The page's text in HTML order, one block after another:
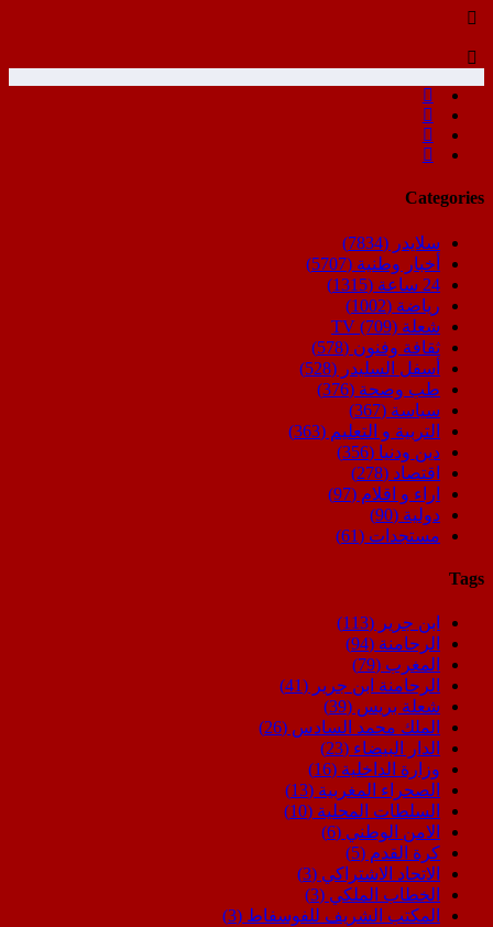
Categories
سلايدر (7834)
أخبار وطنية (5707)
24 ساعة
(1315)
رياضة (1002)
شعلة TV (709)
ثقافة وفنون (578)
أسفل السليدر (528)
طب وصحة (376)
سياسة (367)
التربية و التعليم (363)
دين ودنيا (356)
اقتصاد (278)
اراء و اقلام (97)
دولية (90)
مستجدات (61)
Tags
ابن جرير (113)
الرحامنة (94)
المغرب (79)
الرحامنة ابن جرير (41)
شعلة بريس (39)
الملك محمد السادس (26)
الدار البيضاء (23)
وزارة الداخلية (16)
الصحراء المغربية (13)
السلطات المحلية (10)
الامن الوطني (6)
كرة القدم (5)
الاتحاد الاشتراكي (3)
الخطاب الملكي (3)
المكتب الشريف للفوسفاط (3)